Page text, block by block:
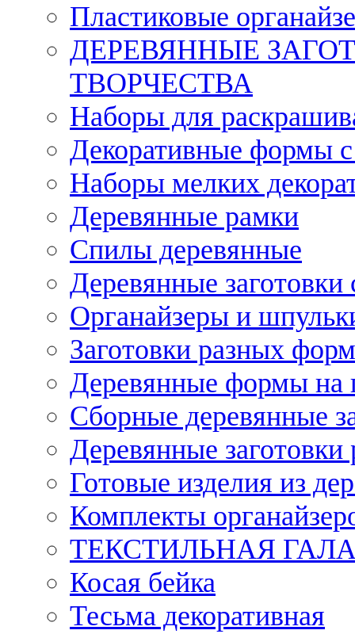
Пластиковые
ДЕРЕВЯННЫЕ
ТВОРЧЕСТВА
Наборы для
Декоративные формы с
Наборы мелких
Деревянные рамки
Спилы деревянные
Деревянные заготовки
Органайзеры и
Заготовки разных
Деревянные формы на
Сборные деревянные
Деревянные заготовки
Готовые изделия из
Комплекты
ТЕКСТИЛЬНАЯ
Косая бейка
Тесьма декоративная